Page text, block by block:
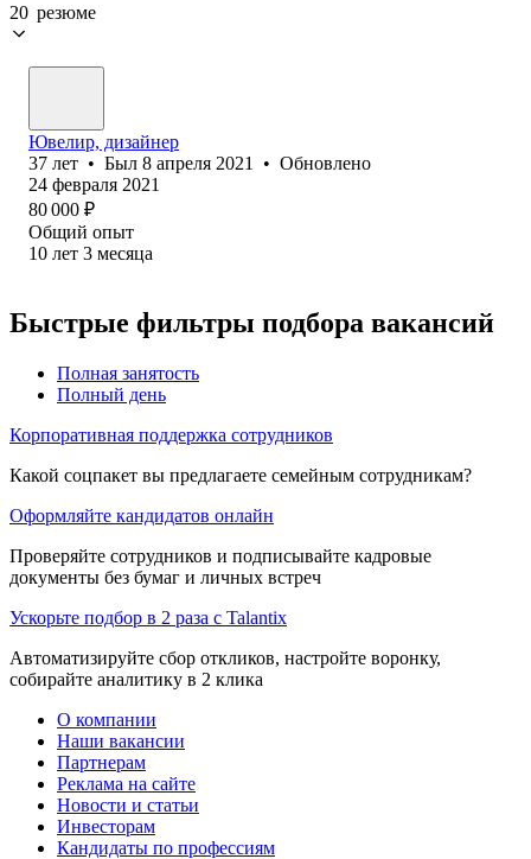
20 резюме
Ювелир, дизайнер
37 лет • Был 8 апреля 2021 • Обновлено
24 февраля 2021
80 000 ₽
Общий опыт
10 лет 3 месяца
Быстрые фильтры подбора вакансий
Полная занятость
Полный день
Корпоративная поддержка сотрудников
Какой соцпакет вы предлагаете семейным сотрудникам?
Оформляйте кандидатов онлайн
Проверяйте сотрудников и подписывайте кадровые
документы без бумаг и личных встреч
Ускорьте подбор в 2 раза с Talantix
Автоматизируйте сбор откликов, настройте воронку,
собирайте аналитику в 2 клика
О компании
Наши вакансии
Партнерам
Реклама на сайте
Новости и статьи
Инвесторам
Кандидаты по профессиям